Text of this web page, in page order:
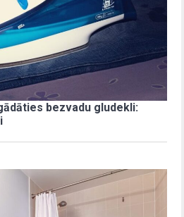
bezvadu gludekli: